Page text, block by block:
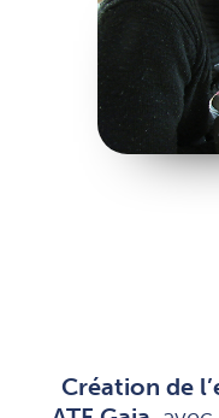
Création de